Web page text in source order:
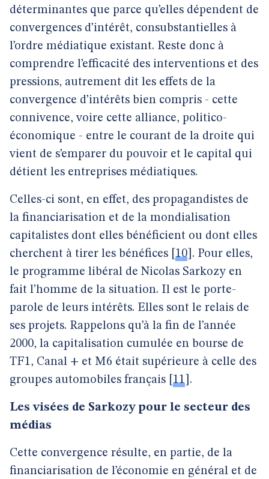
déterminantes que parce qu’elles dépendent de
convergences d’intérêt, consubstantielles à
l’ordre médiatique existant. Reste donc à
comprendre l’efficacité des interventions et des
pressions, autrement dit les effets de la
convergence d’intérêts bien compris - cette
connivence, voire cette alliance, politico-
économique - entre le courant de la droite qui
vient de s’emparer du pouvoir et le capital qui
détient les entreprises médiatiques.
Celles-ci sont, en effet, des propagandistes de
la financiarisation et de la mondialisation
capitalistes dont elles bénéficient ou dont elles
cherchent à tirer les bénéfices 10 . Pour elles,
le programme libéral de Nicolas Sarkozy en
fait l’homme de la situation. Il est le porte-
parole de leurs intérêts. Elles sont le relais de
ses projets. Rappelons qu’à la fin de l’année
2000, la capitalisation cumulée en bourse de
TF1, Canal + et M6 était supérieure à celle des
groupes automobiles français 11 .
Les visées de Sarkozy pour le secteur des
médias
Cette convergence résulte, en partie, de la
financiarisation de l’économie en général et de